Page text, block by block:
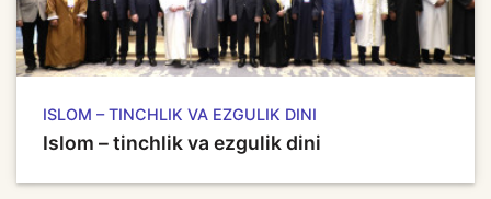
ISLOM – TINCHLIK VA EZGULIK DINI
Islom – tinchlik va ezgulik dini